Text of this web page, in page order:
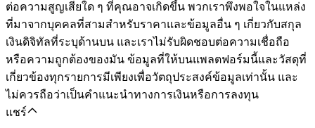
ต่อความสูญเสียใด ๆ ที่คุณอาจเกิดขึ้น พวกเราพึงพอใจในแหล่ง
ที่มาจากบุคคลที่สามสำหรับราคาและข้อมูลอื่น ๆ เกี่ยวกับสกุล
เงินดิจิทัลที่ระบุด้านบน และเราไม่รับผิดชอบต่อความเชื่อถือ
หรือความถูกต้องของมัน ข้อมูลที่ให้บนแพลตฟอร์มนี้และวัสดุที่
เกี่ยวข้องทุกรายการมีเพียงเพื่อวัตถุประสงค์ข้อมูลเท่านั้น และ
ไม่ควรถือว่าเป็นคำแนะนำทางการเงินหรือการลงทุน
แชร์